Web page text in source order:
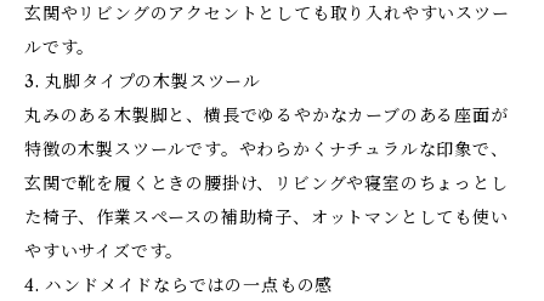
玄関やリビングのアクセントとしても取り入れやすいスツー
ルです。
3. 丸脚タイプの木製スツール
丸みのある木製脚と、横長でゆるやかなカーブのある座面が
特徴の木製スツールです。やわらかくナチュラルな印象で、
玄関で靴を履くときの腰掛け、リビングや寝室のちょっとし
た椅子、作業スペースの補助椅子、オットマンとしても使い
やすいサイズです。
4. ハンドメイドならではの一点もの感